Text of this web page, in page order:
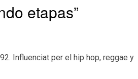
etapas”
Influenciat per el hip hop, reggae y